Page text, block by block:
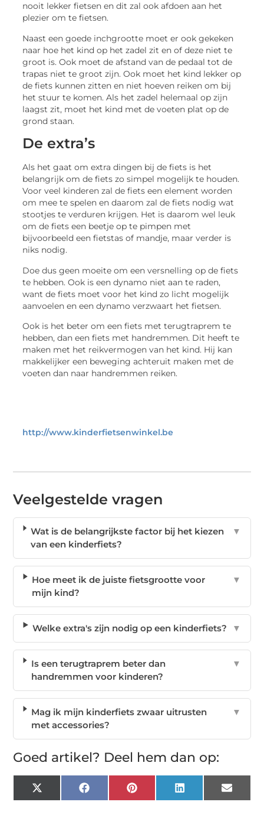
nooit lekker fietsen en dit zal ook afdoen aan het
plezier om te fietsen.
Naast een goede inchgrootte moet er ook gekeken
naar hoe het kind op het zadel zit en of deze niet te
groot is. Ook moet de afstand van de pedaal tot de
trapas niet te groot zijn. Ook moet het kind lekker op
de fiets kunnen zitten en niet hoeven reiken om bij
het stuur te komen. Als het zadel helemaal op zijn
laagst zit, moet het kind met de voeten plat op de
grond staan.
De extra’s
Als het gaat om extra dingen bij de fiets is het
belangrijk om de fiets zo simpel mogelijk te houden.
Voor veel kinderen zal de fiets een element worden
om mee te spelen en daarom zal de fiets nodig wat
stootjes te verduren krijgen. Het is daarom wel leuk
om de fiets een beetje op te pimpen met
bijvoorbeeld een fietstas of mandje, maar verder is
niks nodig.
Doe dus geen moeite om een versnelling op de fiets
te hebben. Ook is een dynamo niet aan te raden,
want de fiets moet voor het kind zo licht mogelijk
aanvoelen en een dynamo verzwaart het fietsen.
Ook is het beter om een fiets met terugtraprem te
hebben, dan een fiets met handremmen. Dit heeft te
maken met het reikvermogen van het kind. Hij kan
makkelijker een beweging achteruit maken met de
voeten dan naar handremmen reiken.
http://www.kinderfietsenwinkel.be
Veelgestelde vragen
Wat is de belangrijkste factor bij het kiezen
van een kinderfiets?
▼
Hoe meet ik de juiste fietsgrootte voor
mijn kind?
▼
Welke extra's zijn nodig op een kinderfiets? ▼
Is een terugtraprem beter dan
handremmen voor kinderen?
▼
Mag ik mijn kinderfiets zwaar uitrusten
met accessories?
▼
Goed artikel? Deel hem dan op:
X
(Twitter)
FacebookPinterest LinkedIn Email